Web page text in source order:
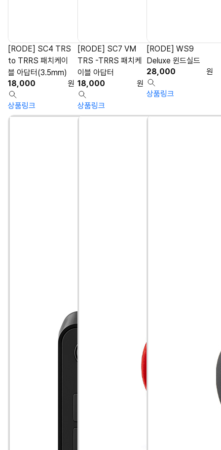
[RODE] SC4 TRS
to TRRS 패치케이
블 아답터(3.5mm)
18,000
원
상품링크
[RODE] SC7 VM
TRS -TRRS 패치케
이블 아답터
18,000
원
상품링크
[RODE] WS9
Deluxe 윈드실드
28,000
원
상품링크